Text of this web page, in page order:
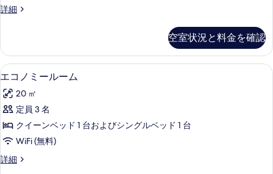
る
表
る
ト
ベ
ッ
ド
ル
ー
ム
の
す
詳細
ア
メ
ン
ト
ベ
ッ
ル
ー
の
空室状況と料金を確認
エ
コ
ノ
ミ
ー
ー
エコノミールーム | デスク、WiFi (無
6
エコノミールーム
20 ㎡
定員 3 名
クイーンベッド 1 台およびシングルベッド 1 台
WiFi (無料)
詳細
エ